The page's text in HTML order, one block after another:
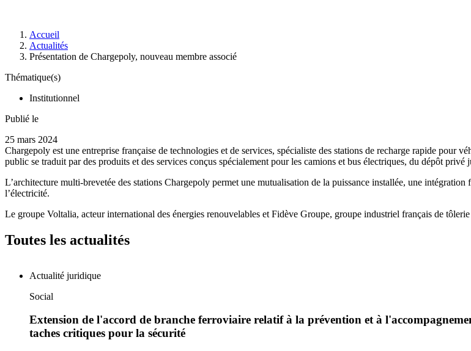
Accueil
Actualités
Présentation de Chargepoly, nouveau membre associé
Thématique(s)
Institutionnel
Publié le
25 mars 2024
Chargepoly est une entreprise française de technologies et de services, spécialiste des stations de recharge rapide pour
public se traduit par des produits et des services conçus spécialement pour les camions et bus électriques, du dépôt privé
L’architecture multi-brevetée des stations Chargepoly permet une mutualisation de la puissance installée, une
l’électricité.
Le groupe Voltalia, acteur international des énergies renouvelables et Fidève Groupe, groupe industriel français de
Toutes les actualités
Actualité juridique
Social
Extension de l'accord de branche ferroviaire relatif à la prévention et à
taches critiques pour la sécurité